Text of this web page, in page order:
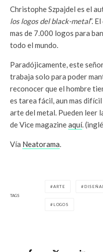
Christophe Szpajdel es el
los logos del black-metal”.
mas de 7.000 logos para
todo el mundo.
Paradójicamente, este
trabaja solo para poder
reconocer que el hombre
es tarea fácil, aun mas
arte del metal. Pueden leer
de Vice magazineaquí.
Vía Neatorama.
TAGS
ARTE
LOGOS